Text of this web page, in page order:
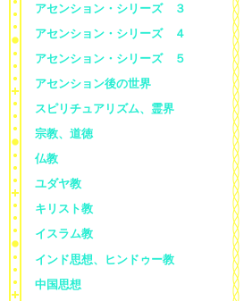
アセンション・シリーズ ３
アセンション・シリーズ ４
アセンション・シリーズ ５
アセンション後の世界
スピリチュアリズム、霊界
宗教、道徳
仏教
ユダヤ教
キリスト教
イスラム教
インド思想、ヒンドゥー教
中国思想